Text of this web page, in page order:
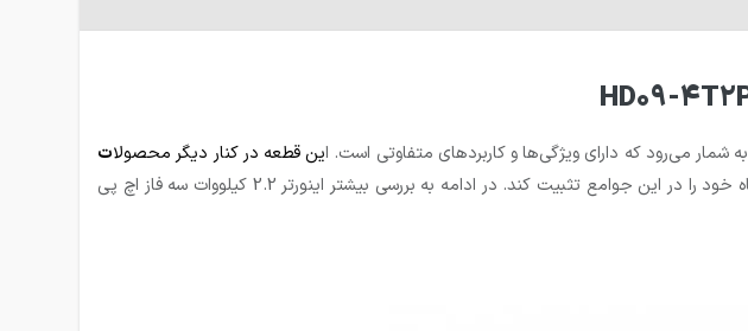
به شمار می‌رود که دارای ویژگی‌ها و کاربردهای متفاوتی است. این قطعه در کنار دیگر محصولات
و… توانسته مورد استقبال کشورهای صنعتی قرار گرفته و جایگاه خود را در این جوامع تثبیت کند. در ادامه به بررسی بیشتر اینورتر 2.2 کیلووات سه فاز اچ پی